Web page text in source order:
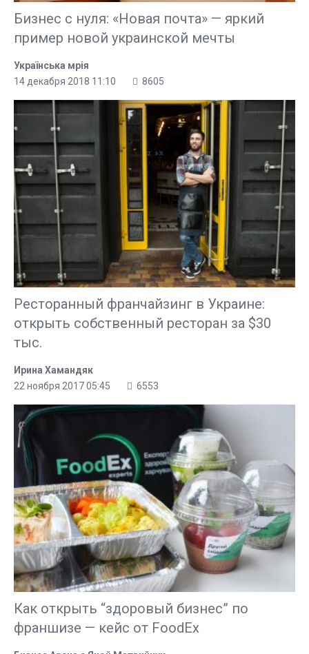
Бизнес с нуля: «Новая почта» — яркий
пример новой украинской мечты
Українська мрія
14 декабря 2018 11:10
8605
Ресторанный франчайзинг в Украине:
открыть собственный ресторан за $30
тыс.
Ирина Хамандяк
22 ноября 2017 05:45
6553
Как открыть “здоровый бизнес” по
франшизе — кейс от FoodEx